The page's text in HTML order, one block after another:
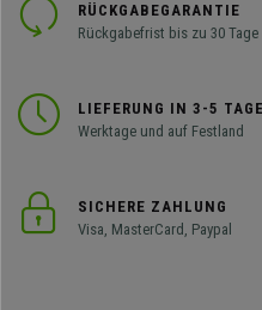
RÜCKGABEGARANTIE
Rückgabefrist bis zu 30 Tage
LIEFERUNG IN 3-5
Werktage und auf Festland
SICHERE ZAHLUNG
Visa, MasterCard, Paypal